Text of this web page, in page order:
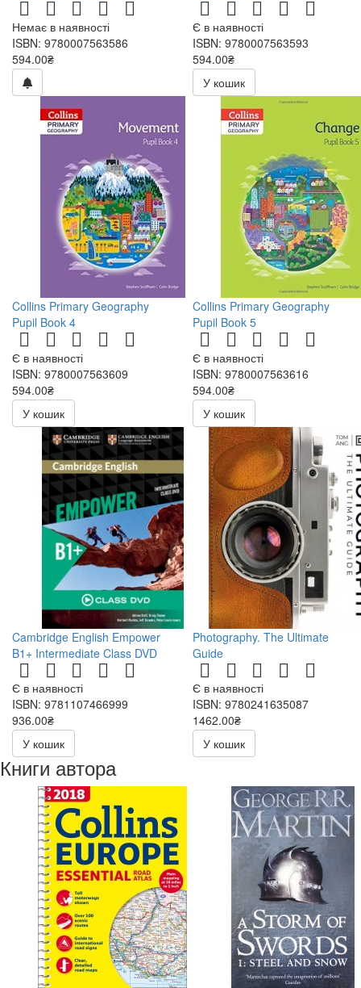
Немає в наявності
ISBN: 9780007563586
594.00₴
Є в наявності
ISBN: 9780007563593
594.00₴
У кошик
Collins Primary Geography
Pupil Book 4
Є в наявності
ISBN: 9780007563609
594.00₴
У кошик
Collins Primary Geography
Pupil Book 5
Є в наявності
ISBN: 9780007563616
594.00₴
У кошик
Cambridge English Empower
B1+ Intermediate Class DVD
Є в наявності
ISBN: 9781107466999
936.00₴
1872.00₴
У кошик
Photography. The Ultimate
Guide
Є в наявності
ISBN: 9780241635087
1462.00₴
У кошик
Книги автора